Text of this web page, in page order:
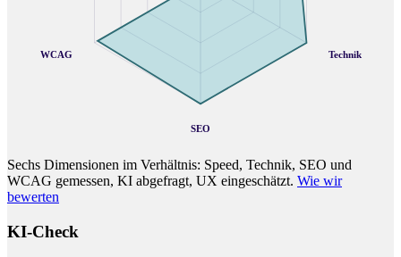
Technik
SEO
WCAG
Sechs Dimensionen im Verhältnis: Speed, Technik, SEO und
WCAG gemessen, KI abgefragt, UX eingeschätzt. Wie wir
bewerten
KI-Check